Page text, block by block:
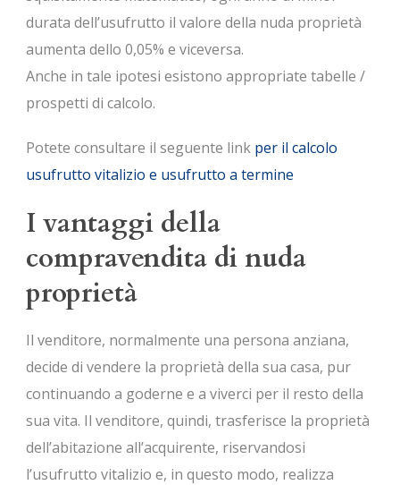
durata dell’usufrutto il valore della nuda proprietà
aumenta dello 0,05% e viceversa.
Anche in tale ipotesi esistono appropriate tabelle /
prospetti di calcolo.
Potete consultare il seguente link per il calcolo
usufrutto vitalizio e usufrutto a termine
I vantaggi della
compravendita di nuda
proprietà
Il venditore, normalmente una persona anziana,
decide di vendere la proprietà della sua casa, pur
continuando a goderne e a viverci per il resto della
sua vita. Il venditore, quindi, trasferisce la proprietà
dell’abitazione all’acquirente, riservandosi
l’usufrutto vitalizio e, in questo modo, realizza